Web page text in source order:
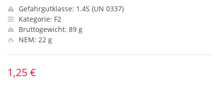
Gefahrgutklasse: 1.4S (UN 0337)
Kategorie: F2
Bruttogewicht: 89 g
NEM: 22 g
1,25 €